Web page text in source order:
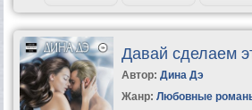
Давай сделаем
Автор: Дина Дэ
Жанр: Любовные